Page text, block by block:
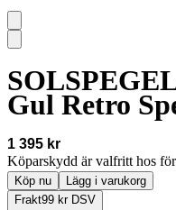
Gul Retro
1 395 kr
Köparskydd är valfritt hos
Köp nu
Lägg i varukorg
Frakt99 kr DSV